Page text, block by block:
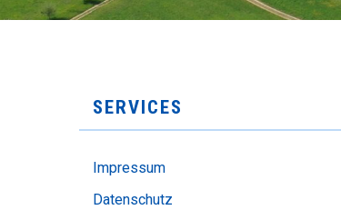
SUBNAVIGATION
SERVICES
Impressum
Datenschutz